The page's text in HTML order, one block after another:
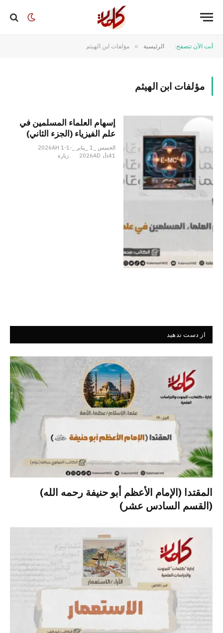
أنت الآن تتصفح: الرئيسية » مؤلفات ابن الهيثم
مؤلفات ابن الهيثم
إسهام العلماء المسلمين في
علم الفيزياء (الجزء الثاني)
الخميس _1 _يناير _2026AH 1-1-
2026AD
41 زيارة
از دست ندهید
المقتدا (الإمام الأعظم أبو حنيفة رحمه الله)
(القسم السادس عشر)